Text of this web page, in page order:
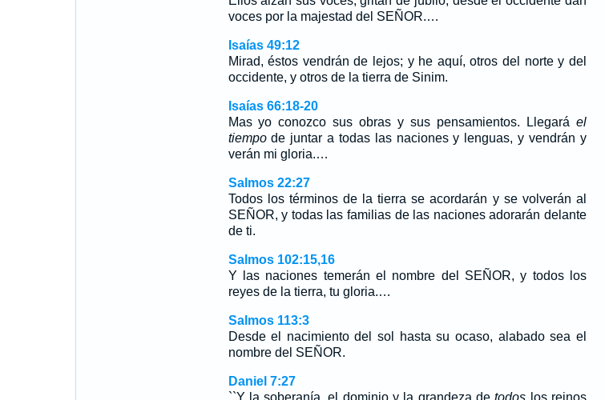
voces por la majestad del SEÑOR.…
Isaías 49:12
Mirad, éstos vendrán de lejos; y he aquí, otros del norte y del
occidente, y otros de la tierra de Sinim.
Isaías 66:18-20
Mas yo conozco sus obras y sus pensamientos. Llegará el
tiempode juntar a todas las naciones y lenguas, y vendrán y
verán mi gloria.…
Salmos 22:27
Todos los términos de la tierra se acordarán y se volverán al
SEÑOR, y todas las familias de las naciones adorarán delante
de ti.
Salmos 102:15,16
Y las naciones temerán el nombre del SEÑOR, y todos los
reyes de la tierra, tu gloria.…
Salmos 113:3
Desde el nacimiento del sol hasta su ocaso, alabado sea el
nombre del SEÑOR.
Daniel 7:27
``Y la soberanía, el dominio y la grandeza detodos los reinos